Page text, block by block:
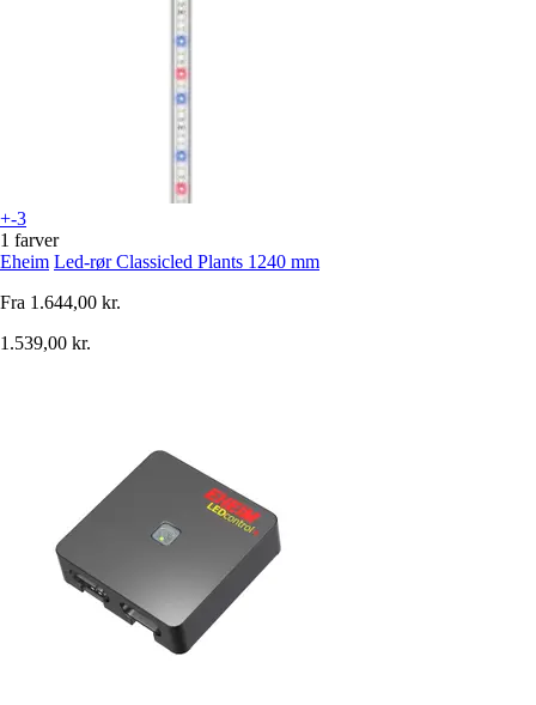
+-3
1 farver
Eheim Led-rør Classicled Plants 1240 mm
Fra 1.644,00 kr.
1.539,00 kr.